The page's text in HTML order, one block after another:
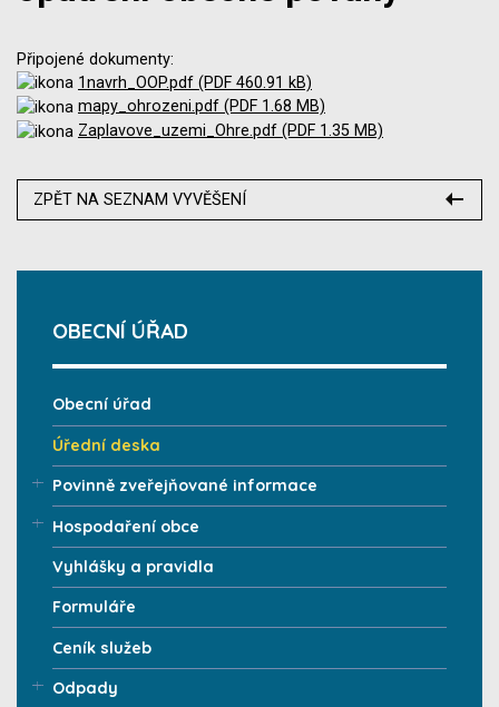
Připojené dokumenty:
1navrh_OOP.pdf (PDF 460.91 kB)
mapy_ohrozeni.pdf (PDF 1.68 MB)
Zaplavove_uzemi_Ohre.pdf (PDF 1.35 MB)
ZPĚT NA SEZNAM VYVĚŠENÍ
OBECNÍ ÚŘAD
Obecní úřad
Úřední deska
Povinně zveřejňované informace
Hospodaření obce
Vyhlášky a pravidla
Formuláře
Ceník služeb
Odpady